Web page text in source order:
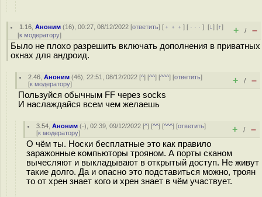
1.16 ,Аноним (16), 00:27, 08/12/2022 [ответить] [ ﹢﹢﹢] [ · · ·][↓] [↑]
[к модератору] + / –
Было не плохо разрешить включать дополнения в приватных
окнах для андроид.
2.46 ,Аноним (46), 22:51, 08/12/2022 [^] [^^] [^^^] [ответить]
[к модератору] + / –
Пользуйся обычным FF через socks
И наслаждайся всем чем желаешь
3.54 ,Аноним (-), 02:39, 09/12/2022 [^] [^^] [^^^] [ответить]
[к модератору] + / –
О чём ты. Носки бесплатные это как правило
заражонные компьюторы трояном. А порты сканом
вычесляют и выкладывают в открытый доступ. Не живут
такие долго. Да и опасно это подставиться можно, троян
то от хрен знает кого и хрен знает в чём участвует.